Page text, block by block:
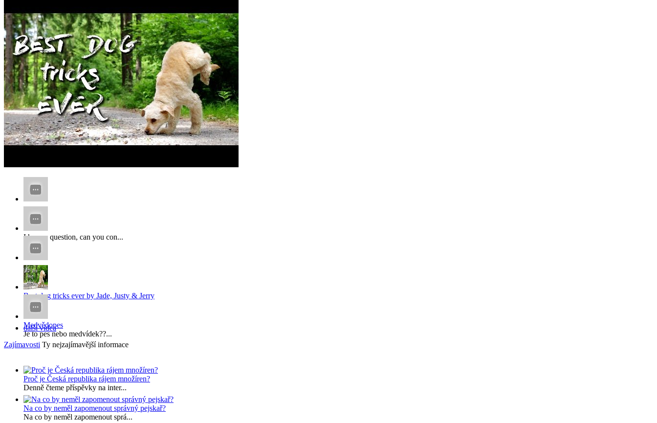
...
I have a question, can you con...
x
x...
Best dog tricks ever by Jade, Justy & Jerry
Medvědopes
Je to pes nebo medvídek??...
další videa
Zajímavosti Ty nejzajímavější informace
Proč je Česká republika rájem množíren?
Denně čteme příspěvky na inter...
Na co by neměl zapomenout správný pejskař?
Na co by neměl zapomenout sprá...